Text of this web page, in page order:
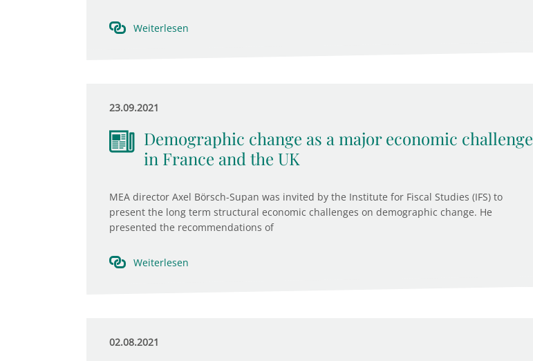
Weiterlesen
23.09.2021
Demographic change as a major economic challenge
in France and the UK
MEA director Axel Börsch-Supan was invited by the Institute for Fiscal Studies (IFS) to
present the long term structural economic challenges on demographic change. He
presented the recommendations of
Weiterlesen
02.08.2021